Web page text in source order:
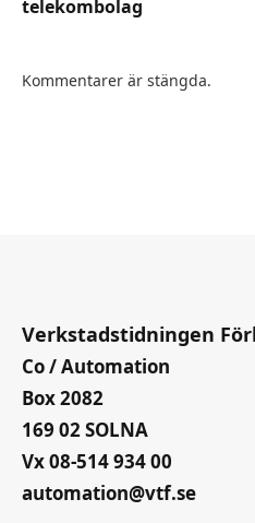
telekombolag
Kommentarer är stängda.
Verkstadstidningen
Co / Automation
Box 2082
169 02 SOLNA
Vx 08-514 934 00
automation@vtf.se